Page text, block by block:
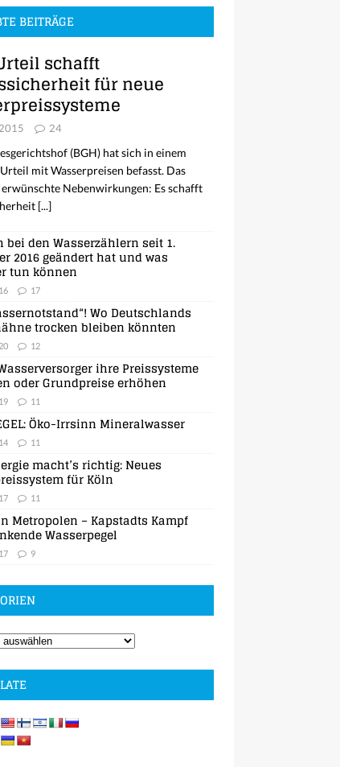
BEITRÄGE
schafft
für neue
24
(BGH) hat sich in einem
mit Wasserpreisen befasst. Das
Nebenwirkungen: Es schafft
[...]
bei den Wasserzählern seit 1.
2016 geändert hat und was
tun können
17
Wo Deutschlands
trocken bleiben könnten
12
ihre Preissysteme
oder Grundpreise erhöhen
11
Öko-Irrsinn Mineralwasser
11
macht’s richtig: Neues
für Köln
11
Metropolen – Kapstadts Kampf
Wasserpegel
9